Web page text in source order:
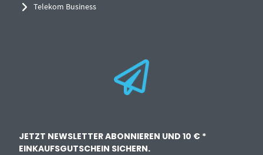
Telekom Business
JETZT NEWSLETTER ABONNIEREN UND 10 € *
EINKAUFSGUTSCHEIN SICHERN.